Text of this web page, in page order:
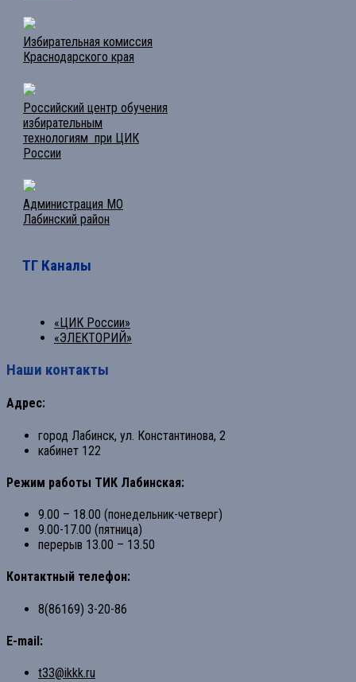
Избирательная комиссия
Краснодарского края
Российский центр обучения
избирательным
технологиям при ЦИК
России
Администрация МО
Лабинский район
ТГ Каналы
«ЦИК России»
«ЭЛЕКТОРИЙ»
Наши контакты
Адрес:
город Лабинск, ул. Константинова, 2
кабинет 122
Режим работы ТИК Лабинская:
9.00 – 18.00 (понедельник-четверг)
9.00-17.00 (пятница)
перерыв 13.00 – 13.50
Контактный телефон:
8(86169) 3-20-86
E-mail:
t33@ikkk.ru